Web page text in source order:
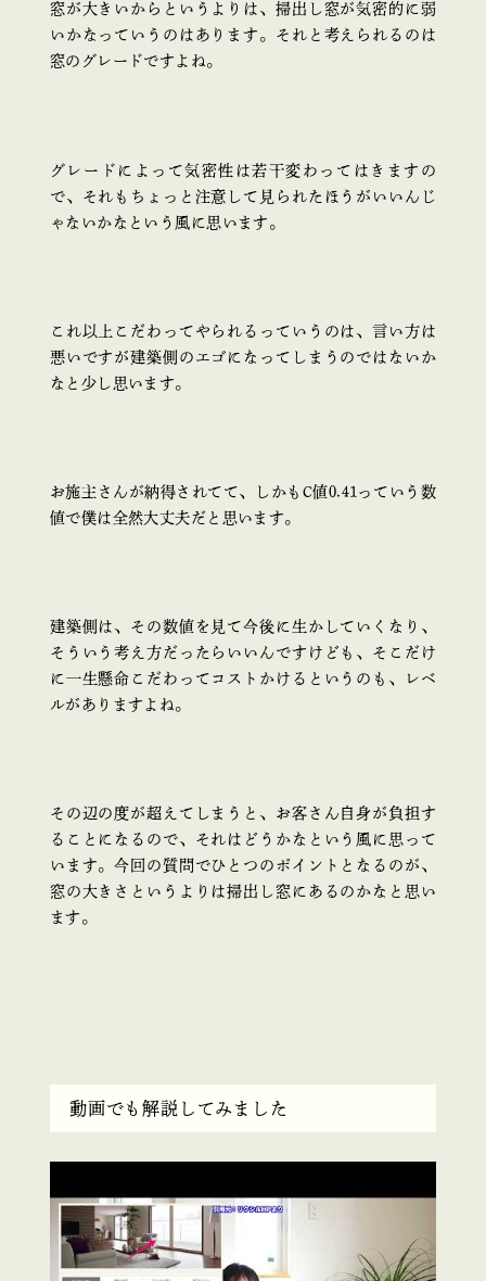
窓が大きいからというよりは、掃出し窓が気密的に弱
いかなっていうのはあります。それと考えられるのは
窓のグレードですよね。
グレードによって気密性は若干変わってはきますの
で、それもちょっと注意して見られたほうがいいんじ
ゃないかなという風に思います。
これ以上こだわってやられるっていうのは、言い方は
悪いですが建築側のエゴになってしまうのではないか
なと少し思います。
お施主さんが納得されてて、しかもC値0.41っていう数
値で僕は全然大丈夫だと思います。
建築側は、その数値を見て今後に生かしていくなり、
そういう考え方だったらいいんですけども、そこだけ
に一生懸命こだわってコストかけるというのも、レベ
ルがありますよね。
その辺の度が超えてしまうと、お客さん自身が負担す
ることになるので、それはどうかなという風に思って
います。今回の質問でひとつのポイントとなるのが、
窓の大きさというよりは掃出し窓にあるのかなと思い
ます。
動画でも解説してみました